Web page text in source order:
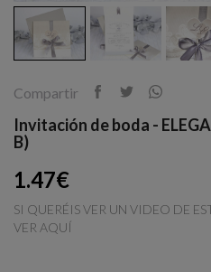
Compartir
Invitación de boda -
B)
1.47€
SI QUERÉIS VER UN VIDEO DE
VER AQUÍ